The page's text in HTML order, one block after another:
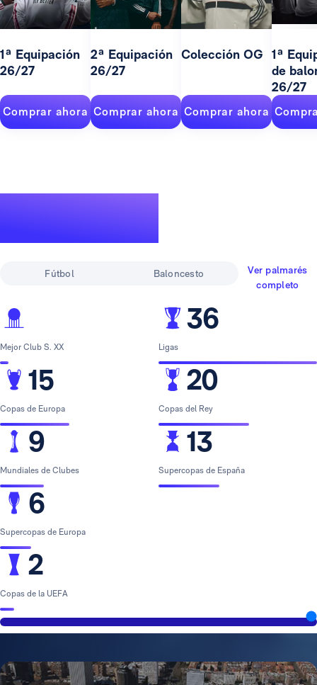
1ª Equipación
26/27
Comprar ahora
2ª Equipación
26/27
Comprar ahora
Colección OG
Comprar ahora
1ª
de
26/27
Fútbol Baloncesto
Ver palmarés
completo
Mejor Club S. XX
15
Copas de Europa
9
Mundiales de Clubes
6
Supercopas de Europa
2
Copas de la UEFA
36
Ligas
20
Copas del Rey
13
Supercopas de España